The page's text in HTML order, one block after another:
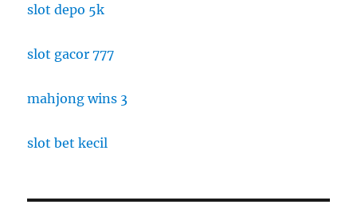
slot depo 5k
slot gacor 777
mahjong wins 3
slot bet kecil